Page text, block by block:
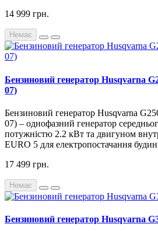
14 999 грн.
Немає
Бензиновий генератор Husqvarna
07)
Бензиновий генератор Husqvarna
07) – однофазний генератор
потужністю 2.2 кВт та двигуном
EURO 5 для електропостачання
17 499 грн.
Немає
Бензиновий генератор Husqvarna